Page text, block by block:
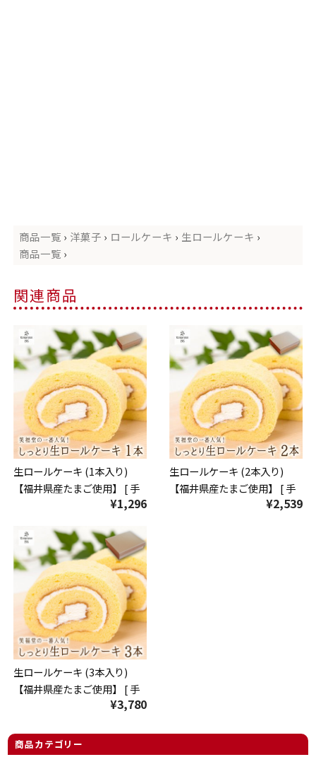
商品一覧 › 洋菓子 › ロールケーキ › 生ロールケーキ ›
商品一覧 ›
関連商品
生ロールケーキ (1本入り)
【福井県産たまご使用】 [ 手
作り 洋菓子 スイーツ ロール
つ 手土産 ] 冷凍配送
¥1,296
生ロールケーキ (2本入り)
【福井県産たまご使用】 [ 手
作り 洋菓子 スイーツ ロール
¥2,539
生ロールケーキ (3本入り)
【福井県産たまご使用】 [ 手
作り 洋菓子 スイーツ ロール
手土産 ] 冷凍配送
¥3,780
商品カテゴリー